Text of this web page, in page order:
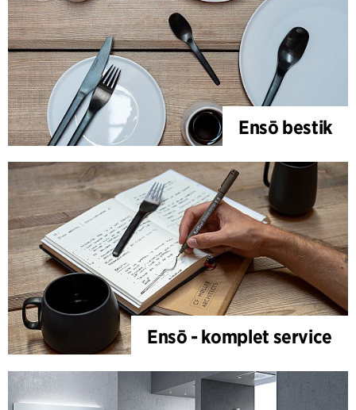
Ensō bestik
Ensō - komplet service